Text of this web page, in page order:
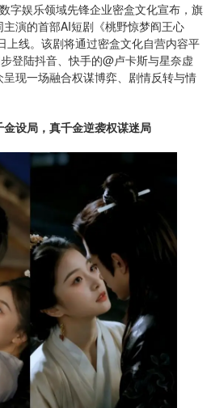
字娱乐领域先锋企业密盒文化宣布，旗
演的首部AI短剧《桃野惊梦阎王心
上线。该剧将通过密盒文化自营内容平
登陆抖音、快手的@卢卡斯与星奈虚
现一场融合权谋博弈、剧情反转与情
设局，真千金逆袭权谋迷局